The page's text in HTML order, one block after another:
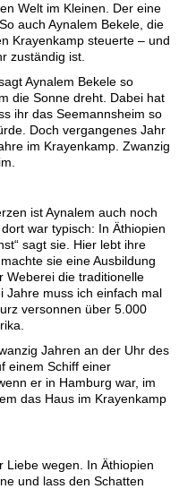
Welt im Kleinen. Der eine
auch Aynalem Bekele, die
Krayenkamp steuerte – und
zuständig ist.
Aynalem Bekele so
die Sonne dreht. Dabei hat
ihr das Seemannsheim so
Doch vergangenes Jahr
im Krayenkamp. Zwanzig
ist Aynalem auch noch
war typisch: In Äthiopien
sagt sie. Hier lebt ihre
sie eine Ausbildung
Weberei die traditionelle
Jahre muss ich einfach mal
versonnen über 5.000
Jahren an der Uhr des
einem Schiff einer
er in Hamburg war, im
das Haus im Krayenkamp
Liebe wegen. In Äthiopien
und lass den Schatten